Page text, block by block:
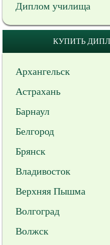
Диплом училища
КУПИТЬ
Архангельск
Астрахань
Барнаул
Белгород
Брянск
Владивосток
Верхняя Пышма
Волгоград
Волжск